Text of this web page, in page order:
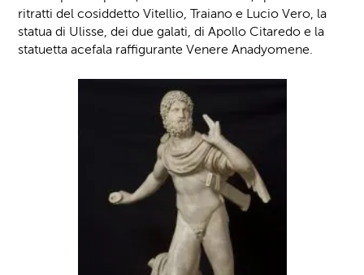
ritratti del cosiddetto Vitellio, Traiano e Lucio Vero, la
statua di Ulisse, dei due galati, di Apollo Citaredo e la
statuetta acefala raffigurante Venere Anadyomene.